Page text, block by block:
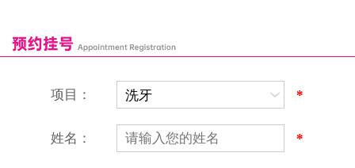
恒乐口腔诊所
富港口腔诊所
项目： *
姓名： *